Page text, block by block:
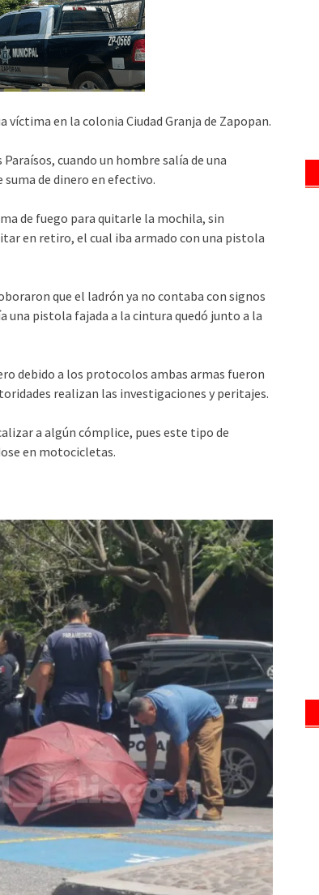
en la colonia Ciudad Granja de Zapopan.
cuando un hombre salía de una
de dinero en efectivo.
de fuego para quitarle la mochila, sin
en retiro, el cual iba armado con una pistola
que el ladrón ya no contaba con signos
una pistola fajada a la cintura quedó junto a la
debido a los protocolos ambas armas fueron
realizan las investigaciones y peritajes.
a algún cómplice, pues este tipo de
en motocicletas.